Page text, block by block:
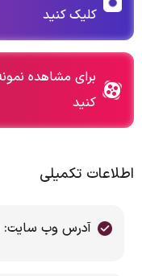
کلیک کنید
برای مشاهده
کنید
اطلاعات تکمیلی
آدرس وب سایت: www.drparvizian.com